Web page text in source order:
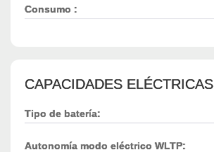
Consumo :
CAPACIDADES ELÉCTRICAS
Tipo de batería:
Autonomía modo eléctrico WLTP: